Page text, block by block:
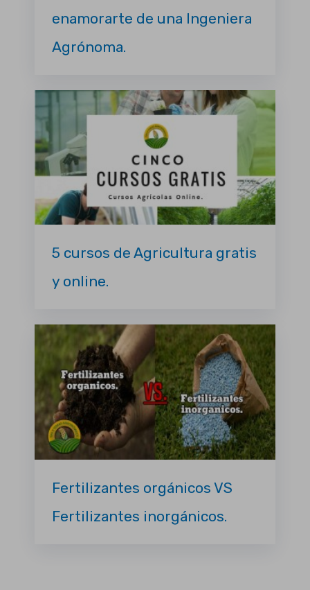
enamorarte de una Ingeniera
Agrónoma.
5 cursos de Agricultura gratis
y online.
Fertilizantes orgánicos VS
Fertilizantes inorgánicos.